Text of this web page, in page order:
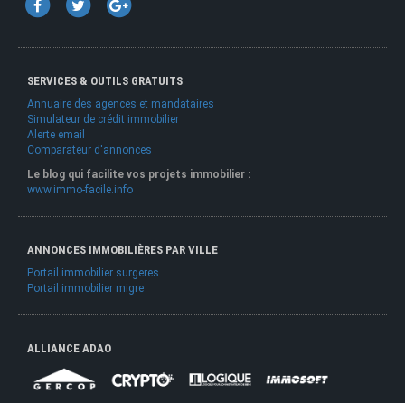
SERVICES & OUTILS GRATUITS
Annuaire des agences et mandataires
Simulateur de crédit immobilier
Alerte email
Comparateur d'annonces
Le blog qui facilite vos projets immobilier :
www.immo-facile.info
ANNONCES IMMOBILIÈRES PAR VILLE
Portail immobilier surgeres
Portail immobilier migre
ALLIANCE ADAO